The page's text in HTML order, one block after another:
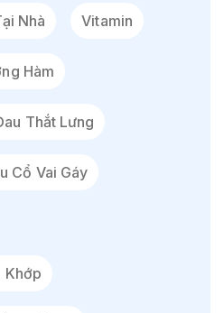
Nhà Vitamin
Hàm
Thắt Lưng
Cổ Vai Gáy
Khớp